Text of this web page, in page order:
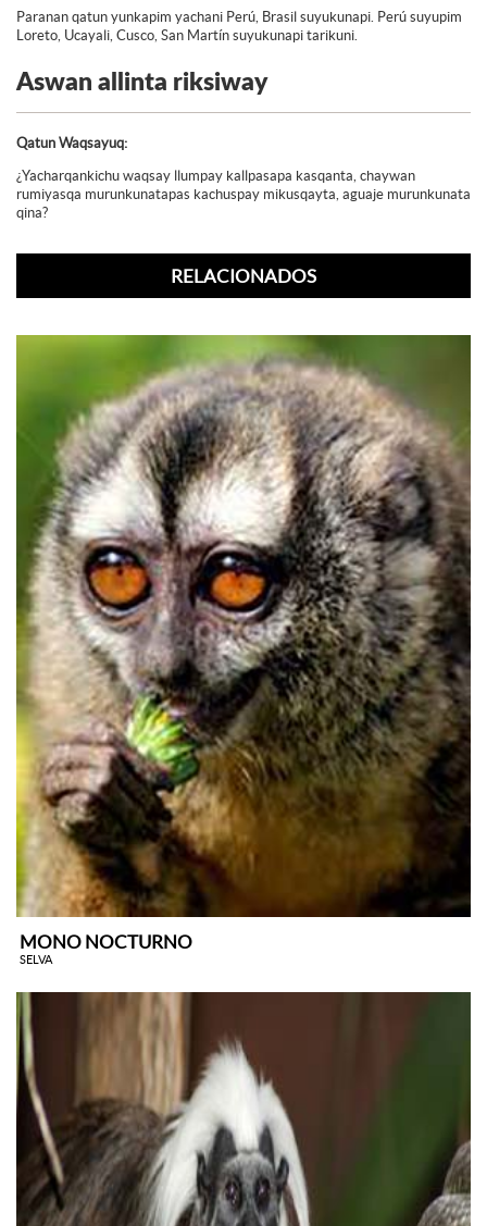
Paranan qatun yunkapim yachani Perú, Brasil suyukunapi. Perú suyupim
Loreto, Ucayali, Cusco, San Martín suyukunapi tarikuni.
Aswan allinta riksiway
Qatun Waqsayuq:
¿Yacharqankichu waqsay llumpay kallpasapa kasqanta, chaywan
rumiyasqa murunkunatapas kachuspay mikusqayta, aguaje murunkunata
qina?
RELACIONADOS
MONO NOCTURNO
SELVA